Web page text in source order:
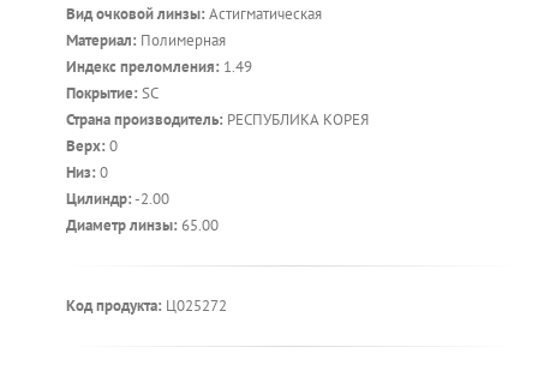
Вид очковой линзы: Астигматическая
Материал: Полимерная
Индекс преломления: 1.49
Покрытие: SC
Страна производитель: РЕСПУБЛИКА КОРЕЯ
Верх: 0
Низ: 0
Цилиндр:-2.00
Диаметр линзы: 65.00
Код продукта: Ц025272